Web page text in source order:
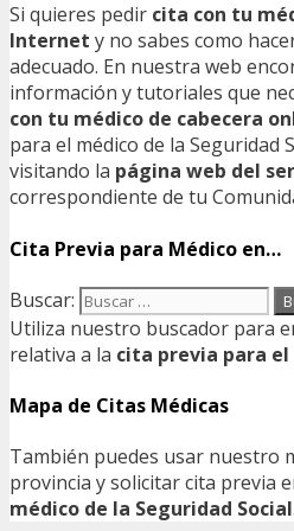
Si quieres pedir cita con tu
Internet y no sabes como
adecuado. En nuestra web
información y tutoriales que
con tu médico de cabecera
para el médico de la Seguridad
visitando la página web del
correspondiente de tu
Cita Previa para Médico en…
Buscar:
Utiliza nuestro buscador para
relativa a la cita previa para
Mapa de Citas Médicas
También puedes usar nuestro
provincia y solicitar cita previa
médico de la Seguridad Social.